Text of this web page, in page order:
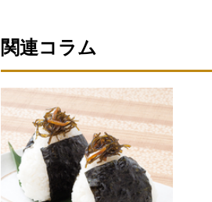
関連コラム